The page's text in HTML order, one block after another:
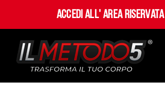
Accedi all' Area Riservata